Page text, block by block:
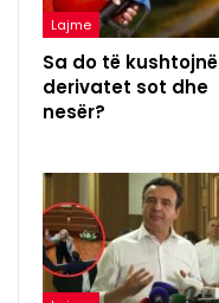
Lajme
Sa do të kushtojnë
derivatet sot dhe
nesër?